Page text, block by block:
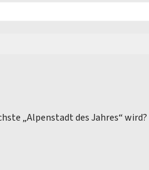
„Alpenstadt des Jahres“ wird?